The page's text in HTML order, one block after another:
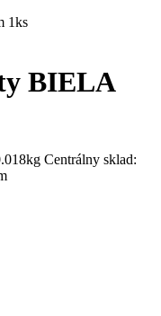
1ks
BIELA
Centrálny sklad: